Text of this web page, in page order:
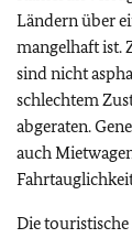
Ländern über
mangelhaft ist.
sind nicht
schlechtem
abgeraten.
auch
Die